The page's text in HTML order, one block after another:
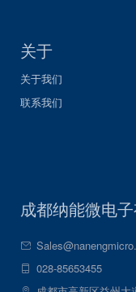
关于
关于我们
联系我们
成都纳能微电
028-85653455